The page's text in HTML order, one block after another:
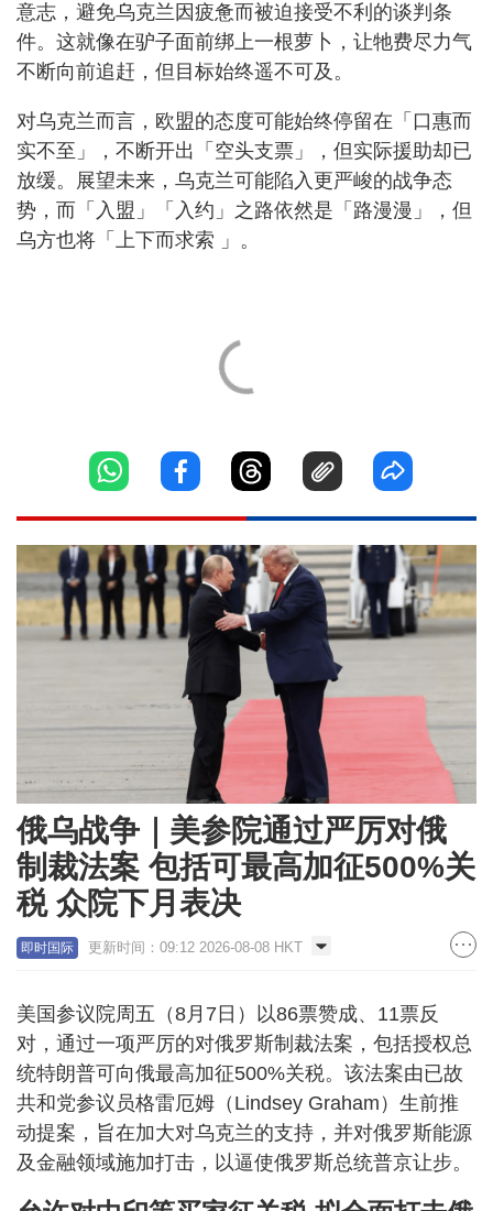
意志，避免乌克兰因疲惫而被迫接受不利的谈判条
件。这就像在驴子面前绑上一根萝卜，让牠费尽力气
不断向前追赶，但目标始终遥不可及。
对乌克兰而言，欧盟的态度可能始终停留在「口惠而
实不至」，不断开出「空头支票」，但实际援助却已
放缓。展望未来，乌克兰可能陷入更严峻的战争态
势，而「入盟」「入约」之路依然是「路漫漫」，但
乌方也将「上下而求索 」。
俄乌战争｜美参院通过严厉对俄
制裁法案 包括可最高加征500%关
税 众院下月表决
即时国际 更新时间：09:12 2026-08-08 HKT
美国参议院周五（8月7日）以86票赞成、11票反
对，通过一项严厉的对俄罗斯制裁法案，包括授权总
统特朗普可向俄最高加征500%关税。该法案由已故
共和党参议员格雷厄姆（Lindsey Graham）生前推
动提案，旨在加大对乌克兰的支持，并对俄罗斯能源
及金融领域施加打击，以逼使俄罗斯总统普京让步。